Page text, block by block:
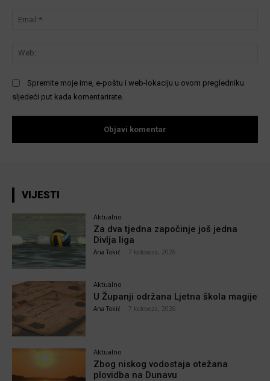
Spremite moje ime, e-poštu i web-lokaciju u ovom pregledniku
sljedeći put kada komentarirate.
VIJESTI
Aktualno
Za dva tjedna započinje još jedna
Divlja liga
Ana Tokić 7 kolovoza, 2026
Aktualno
U Županji održana Ljetna škola magije
Ana Tokić 7 kolovoza, 2026
Aktualno
Zbog niskog vodostaja otežana
plovidba na Dunavu